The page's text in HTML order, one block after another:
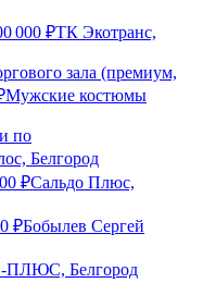
000 ₽ТК Экотранс,
зала (премиум,
Мужские костюмы
по
Белгород
₽Сальдо Плюс,
₽Бобылев Сергей
Белгород